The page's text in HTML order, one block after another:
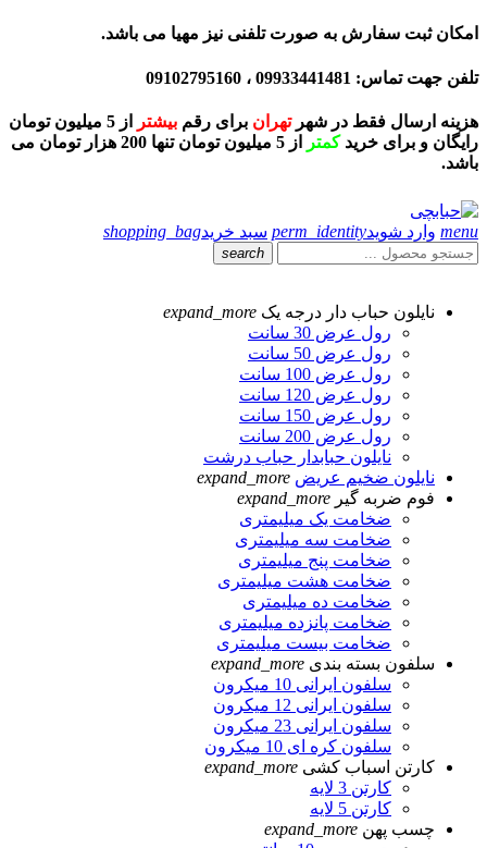
امکان ثبت سفارش به صورت تلفنی نیز مهیا می باشد.
تلفن جهت تماس: 09933441481 ، 09102795160
هزینه ارسال فقط در شهرتهران برای رقم بیشتر
از 5 میلیون تومان
رایگان و برای خریدکمتر
از 5 میلیون تومان تنها 200 هزار تومان می
باشد.
menu وارد شویدperm_identity سبد خریدshopping_bag
search
نایلون حباب دار درجه یک expand_more
رول عرض 30 سانت
رول عرض 50 سانت
رول عرض 100 سانت
رول عرض 120 سانت
رول عرض 150 سانت
رول عرض 200 سانت
نایلون حبابدار حباب درشت
نایلون ضخیم عریض expand_more
فوم ضربه گیر expand_more
ضخامت یک میلیمتری
ضخامت سه میلیمتری
ضخامت پنج میلیمتری
ضخامت هشت میلیمتری
ضخامت ده میلیمتری
ضخامت پانزده میلیمتری
ضخامت بیست میلیمتری
سلفون بسته بندی expand_more
سلفون ایرانی 10 میکرون
سلفون ایرانی 12 میکرون
سلفون ایرانی 23 میکرون
سلفون کره ای 10 میکرون
کارتن اسباب کشی expand_more
کارتن 3 لایه
کارتن 5 لایه
چسب پهن expand_more